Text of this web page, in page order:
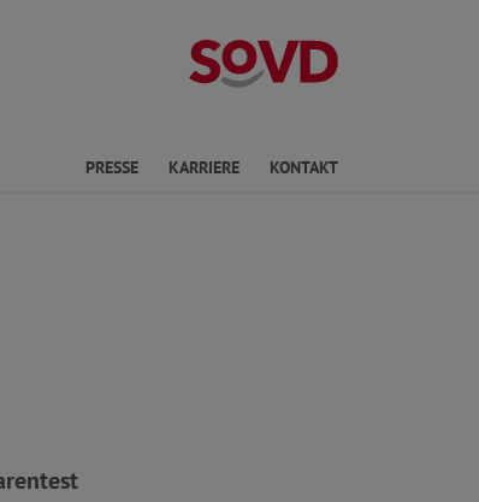
Landesverband
PRESSE KARRIERE KONTAKT